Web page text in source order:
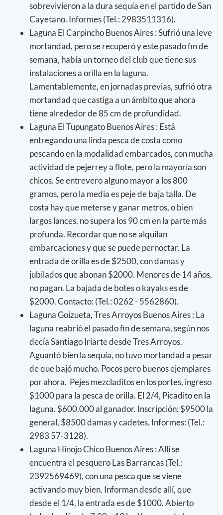
sobrevivieron a la dura sequía en el partido de San
Cayetano. Informes (Tel.: 2983511316).
Laguna El Carpincho Buenos Aires : Sufrió una leve
mortandad, pero se recuperó y este pasado fin de
semana, había un torneo del club que tiene sus
instalaciones a orilla en la laguna.
Lamentablemente, en jornadas previas, sufrió otra
mortandad que castiga a un ámbito que ahora
tiene alrededor de 85 cm de profundidad.
Laguna El Tupungato Buenos Aires : Está
entregando una linda pesca de costa como
pescando en la modalidad embarcados, con mucha
actividad de pejerrey a flote, pero la mayoría son
chicos. Se entrevero alguno mayor a los 800
gramos, pero la media es peje de baja talla. De
costa hay que meterse y ganar metros, o bien
largos lances, no supera los 90 cm en la parte más
profunda. Recordar que no se alquilan
embarcaciones y que se puede pernoctar. La
entrada de orilla es de $2500, con damas y
jubilados que abonan $2000. Menores de 14 años,
no pagan. La bajada de botes o kayaks es de
$2000. Contacto: (Tel.: 0262 - 5562860).
Laguna Goizueta, Tres Arroyos Buenos Aires : La
laguna reabrió el pasado fin de semana, según nos
decía Santiago Iriarte desde Tres Arroyos.
Aguantó bien la sequía, no tuvo mortandad a pesar
de que bajó mucho. Pocos pero buenos ejemplares
por ahora. Pejes mezcladitos en los portes, ingreso
$1000 para la pesca de orilla. El 2/4, Picadito en la
laguna. $600.000 al ganador. Inscripción: $9500 la
general, $8500 damas y cadetes. Informes: (Tel.:
2983 57-3128).
Laguna Hinojo Chico Buenos Aires : Allí se
encuentra el pesquero Las Barrancas (Tel.:
2392569469), con una pesca que se viene
activando muy bien. Informan desde allí, que
desde el 1/4, la entrada es de $1000. Abierto